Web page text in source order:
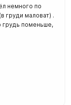
немного по
груди маловат) .
грудь поменьше,